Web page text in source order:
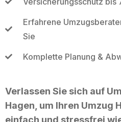
Erfahrene
Sie
Komplette Planung &
Verlassen Sie sich auf
Hagen, um Ihren Umzug
einfach und stressfrei